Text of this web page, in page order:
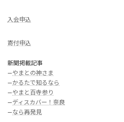
入会申込
寄付申込
新聞掲載記事
—やまとの神さま
—かるたで知るなら
—やまと百寺参り
—ディスカバー！奈良
—なら再発見